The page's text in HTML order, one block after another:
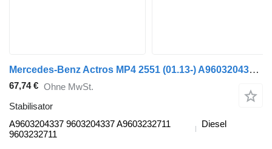
Mercedes-Benz Actros MP4 2551 (01.13-) A9603204337 Stabilisator für Mercedes-Benz Actros MP4 Antos Arocs (2012-) Sattelzugmaschine
67,74 € Ohne MwSt.
Stabilisator
A9603204337 9603204337 A9603232711
9603232711
Diesel